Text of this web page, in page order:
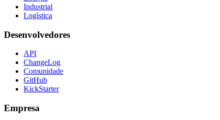
Industrial
Logística
Desenvolvedores
API
ChangeLog
Comunidade
GitHub
KickStarter
Empresa